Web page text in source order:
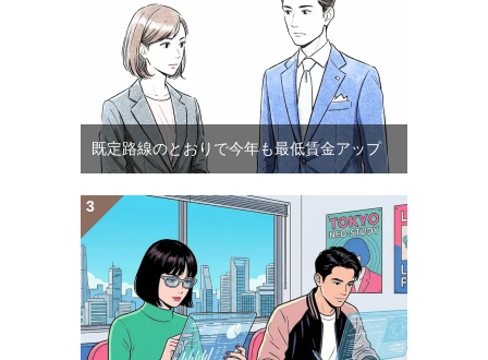
既定路線のとおりで今年も最低賃金アップ